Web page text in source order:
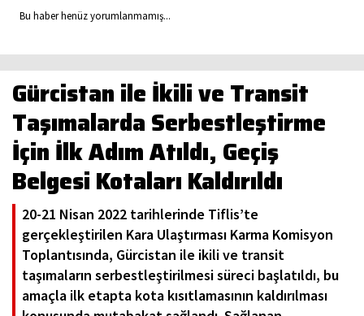
Bu haber henüz yorumlanmamış...
Gürcistan ile İkili ve Transit
Taşımalarda Serbestleştirme
İçin İlk Adım Atıldı, Geçiş
Belgesi Kotaları Kaldırıldı
20-21 Nisan 2022 tarihlerinde Tiflis’te
gerçekleştirilen Kara Ulaştırması Karma Komisyon
Toplantısında, Gürcistan ile ikili ve transit
taşımaların serbestleştirilmesi süreci başlatıldı, bu
amaçla ilk etapta kota kısıtlamasının kaldırılması